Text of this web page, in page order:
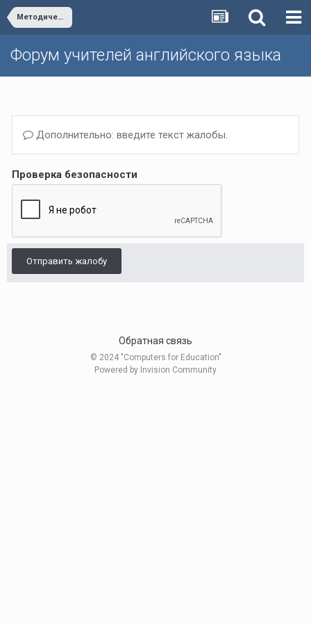
Методическая школа Р.П. Мильруда/Dr. Millrood's School of Methodology
Форум учителей английского языка
Дополнительно: введите текст жалобы.
Проверка безопасности
Отправить жалобу
Обратная связь
© 2024 "Computers for Education"
Powered by Invision Community